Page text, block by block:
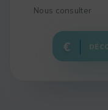
Nous consulter